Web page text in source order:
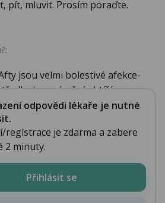
pít, mluvit. Prosím poraďte.
jsou velmi bolestivé afekce-
ke zmírnění obtíží , spec...
odpovědi lékaře je nutné
registrace je zdarma a zabere
2 minuty.
Přihlásit se